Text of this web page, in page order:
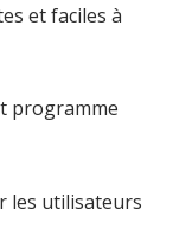
et faciles à
programme
les utilisateurs